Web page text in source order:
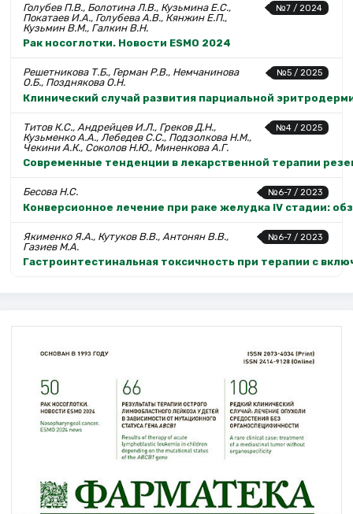
№7 / 2024
Голубев П.В., Болотина Л.В., Кузьмина Е.С.,
Покатаев И.А., Голубева А.В., Кянжин Е.П.,
Кузьмин В.М., Галкин В.Н.
Рак носоглотки. Новости ESMO 2024
№5 / 2025
Решетникова Т.Б., Герман Р.В., Немчанинова
О.Б., Позднякова О.Н.
Клинический случай развития парциальной
№4 / 2025
Титов К.С., Андрейцев И.Л., Греков Д.Н.,
Кузьменко А.А., Лебедев С.С., Подзолкова Н.М.,
Чекини А.К., Соколов Н.Ю., Миненкова А.Г.
Современные тенденции в лекарственной терапии
№6-7 / 2023
Бесова Н.С.
Конверсионное лечение при раке желудка IV стадии:
№6-7 / 2023
Якименко Я.А., Кутуков В.В., Антонян В.В.,
Газиев М.А.
Гастроинтестинальная токсичность при терапии с